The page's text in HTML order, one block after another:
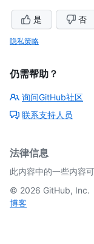
是 否
隐私策略
仍需帮助？
询问GitHub社区
联系支持人员
法律信息
此内容中的一些内容
© 2026 GitHub, Inc.
博客